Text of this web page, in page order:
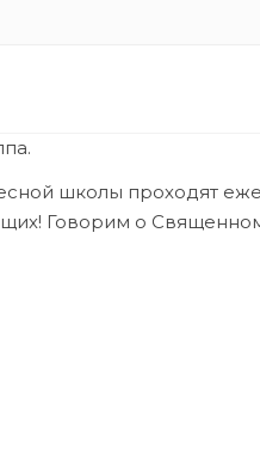
школы проходят
Говорим о